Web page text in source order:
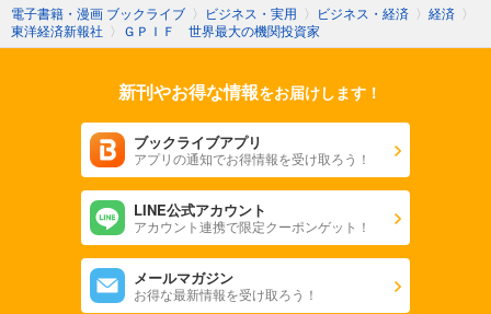
電子書籍・漫画 ブックライブ 〉 ビジネス・実用 〉 ビジネス・経済 〉 経済 〉
東洋経済新報社 〉 ＧＰＩＦ 世界最大の機関投資家
新刊やお得な情報をお届けします！
ブックライブアプリ
アプリの通知でお得情報を受け取ろう！
LINE公式アカウント
アカウント連携で限定クーポンゲット！
メールマガジン
お得な最新情報を受け取ろう！